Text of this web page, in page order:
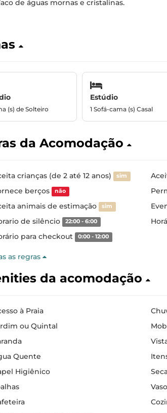
de águas mornas e cristalinas.
(s) de Solteiro
Estúdio
1 Sofá-cama (s) Casal
da Acomodação
crianças (de 2 até 12 anos) sim
berços não
animais de estimação sim
de silêncio 22:00 - 6:00
para checkout 0:00 - 12:00
as regras
da acomodação
à Praia
ou Quintal
Quente
Higiênico